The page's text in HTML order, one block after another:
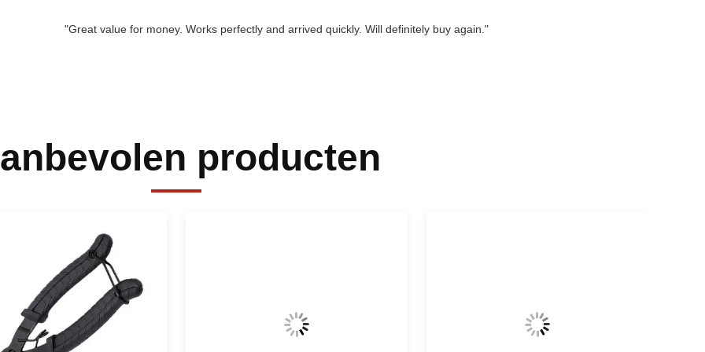
"Great value for money. Works perfectly and arrived quickly. Will definitely buy again."
producten